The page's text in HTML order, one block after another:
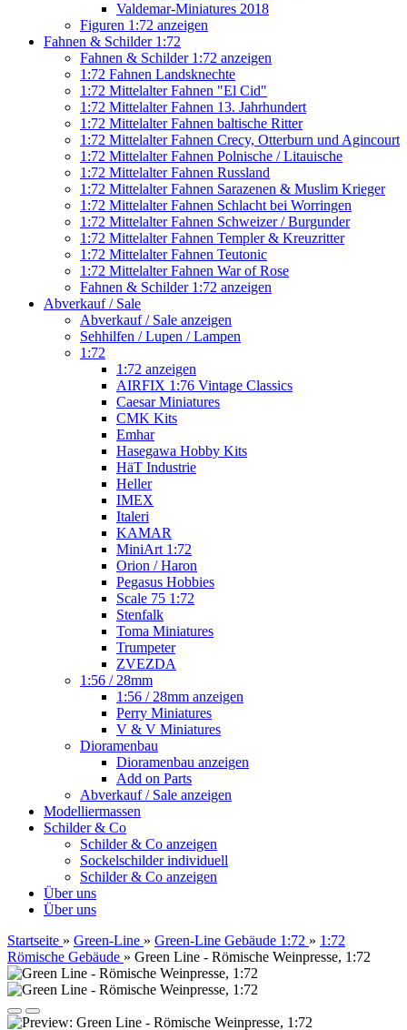
Valdemar-Miniatures 2018
Figuren 1:72 anzeigen
Fahnen & Schilder 1:72
Fahnen & Schilder 1:72 anzeigen
1:72 Fahnen Landsknechte
1:72 Mittelalter Fahnen "El Cid"
1:72 Mittelalter Fahnen 13. Jahrhundert
1:72 Mittelalter Fahnen baltische Ritter
1:72 Mittelalter Fahnen Crecy, Otterburn und Agincourt
1:72 Mittelalter Fahnen Polnische / Litauische
1:72 Mittelalter Fahnen Russland
1:72 Mittelalter Fahnen Sarazenen & Muslim Krieger
1:72 Mittelalter Fahnen Schlacht bei Worringen
1:72 Mittelalter Fahnen Schweizer / Burgunder
1:72 Mittelalter Fahnen Templer & Kreuzritter
1:72 Mittelalter Fahnen Teutonic
1:72 Mittelalter Fahnen War of Rose
Fahnen & Schilder 1:72 anzeigen
Abverkauf / Sale
Abverkauf / Sale anzeigen
Sehhilfen / Lupen / Lampen
1:72
1:72 anzeigen
AIRFIX 1:76 Vintage Classics
Caesar Miniatures
CMK Kits
Emhar
Hasegawa Hobby Kits
HäT Industrie
Heller
IMEX
Italeri
KAMAR
MiniArt 1:72
Orion / Haron
Pegasus Hobbies
Scale 75 1:72
Stenfalk
Toma Miniatures
Trumpeter
ZVEZDA
1:56 / 28mm
1:56 / 28mm anzeigen
Perry Miniatures
V & V Miniatures
Dioramenbau
Dioramenbau anzeigen
Add on Parts
Abverkauf / Sale anzeigen
Modelliermassen
Schilder & Co
Schilder & Co anzeigen
Sockelschilder individuell
Schilder & Co anzeigen
Über uns
Über uns
Startseite » Green-Line » Green-Line Gebäude 1:72 » 1:72
Römische Gebäude » Green Line - Römische Weinpresse, 1:72